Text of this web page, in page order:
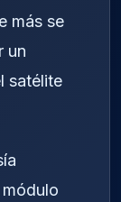
más se
un
satélite